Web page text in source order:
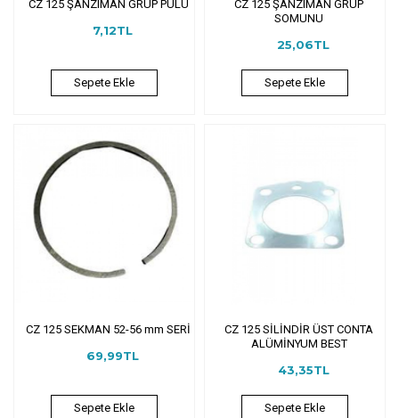
CZ 125 ŞANZIMAN GRUP PULU
7,12TL
Sepete Ekle
CZ 125 ŞANZIMAN GRUP
SOMUNU
25,06TL
Sepete Ekle
CZ 125 SEKMAN 52-56 mm SERİ
69,99TL
Sepete Ekle
CZ 125 SİLİNDİR ÜST CONTA
ALÜMİNYUM BEST
43,35TL
Sepete Ekle